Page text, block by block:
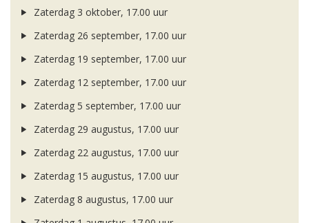
Zaterdag 3 oktober, 17.00 uur
Zaterdag 26 september, 17.00 uur
Zaterdag 19 september, 17.00 uur
Zaterdag 12 september, 17.00 uur
Zaterdag 5 september, 17.00 uur
Zaterdag 29 augustus, 17.00 uur
Zaterdag 22 augustus, 17.00 uur
Zaterdag 15 augustus, 17.00 uur
Zaterdag 8 augustus, 17.00 uur